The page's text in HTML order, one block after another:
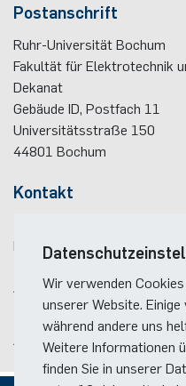
Postanschrift
Ruhr-Universität Bochum
Fakultät für Elektrotechnik
Dekanat
Gebäude ID, Postfach 11
Universitätsstraße 150
44801 Bochum
Kontakt
E-Mail:
Anreise
Lageplan der Fakultät
Anreise zum RUB-
Wir verwenden
unserer Website. Einige
während andere uns
Weitere Informationen
finden Sie in unserer